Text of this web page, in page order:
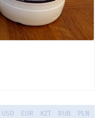
USD EUR KZT RUB PLN